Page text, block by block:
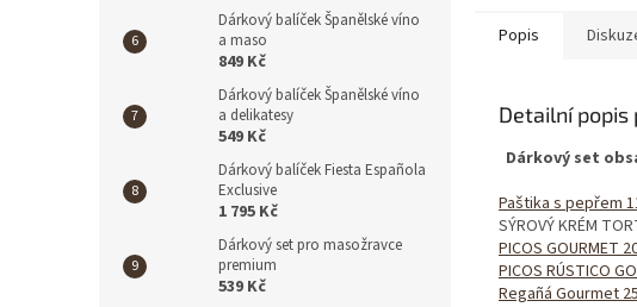
Dárkový balíček Španělské víno
a maso
849 Kč
Dárkový balíček Španělské víno
a delikatesy
549 Kč
Dárkový balíček Fiesta Española
Exclusive
1 795 Kč
Dárkový set pro masožravce
premium
539 Kč
Popis
Detailní popis
Dárkový set
Paštika s pepřem
SÝROVÝ KRÉM
PICOS GOURMET
PICOS RÚSTICO
Regañá Gourmet